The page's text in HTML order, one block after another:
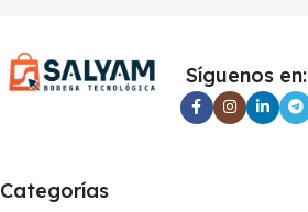
Síguenos en:
Categorías